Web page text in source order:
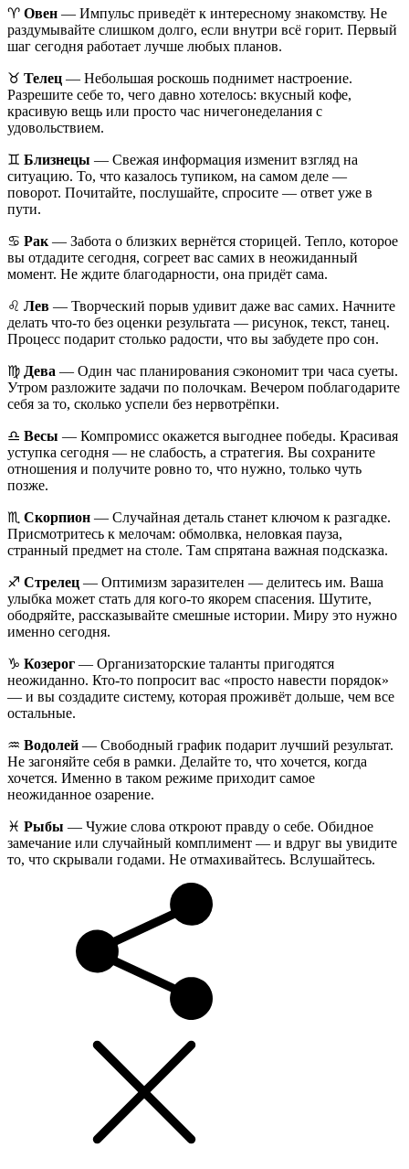
♈️ Овен — Импульс приведёт к интересному знакомству. Не
раздумывайте слишком долго, если внутри всё горит. Первый
шаг сегодня работает лучше любых планов.
♉️ Телец — Небольшая роскошь поднимет настроение.
Разрешите себе то, чего давно хотелось: вкусный кофе,
красивую вещь или просто час ничегонеделания с
удовольствием.
♊️ Близнецы — Свежая информация изменит взгляд на
ситуацию. То, что казалось тупиком, на самом деле —
поворот. Почитайте, послушайте, спросите — ответ уже в
пути.
♋️ Рак — Забота о близких вернётся сторицей. Тепло, которое
вы отдадите сегодня, согреет вас самих в неожиданный
момент. Не ждите благодарности, она придёт сама.
♌️ Лев — Творческий порыв удивит даже вас самих. Начните
делать что-то без оценки результата — рисунок, текст, танец.
Процесс подарит столько радости, что вы забудете про сон.
♍️ Дева — Один час планирования сэкономит три часа суеты.
Утром разложите задачи по полочкам. Вечером поблагодарите
себя за то, сколько успели без нервотрёпки.
♎️ Весы — Компромисс окажется выгоднее победы. Красивая
уступка сегодня — не слабость, а стратегия. Вы сохраните
отношения и получите ровно то, что нужно, только чуть
позже.
♏️ Скорпион — Случайная деталь станет ключом к разгадке.
Присмотритесь к мелочам: обмолвка, неловкая пауза,
странный предмет на столе. Там спрятана важная подсказка.
♐️ Стрелец — Оптимизм заразителен — делитесь им. Ваша
улыбка может стать для кого-то якорем спасения. Шутите,
ободряйте, рассказывайте смешные истории. Миру это нужно
именно сегодня.
♑️ Козерог — Организаторские таланты пригодятся
неожиданно. Кто-то попросит вас «просто навести порядок»
— и вы создадите систему, которая проживёт дольше, чем все
остальные.
♒️ Водолей — Свободный график подарит лучший результат.
Не загоняйте себя в рамки. Делайте то, что хочется, когда
хочется. Именно в таком режиме приходит самое
неожиданное озарение.
♓️ Рыбы — Чужие слова откроют правду о себе. Обидное
замечание или случайный комплимент — и вдруг вы увидите
то, что скрывали годами. Не отмахивайтесь. Вслушайтесь.